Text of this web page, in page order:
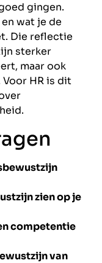
gingen.
wat je de
Die reflectie
sterker
maar ook
HR is dit
zien op je
competentie
van